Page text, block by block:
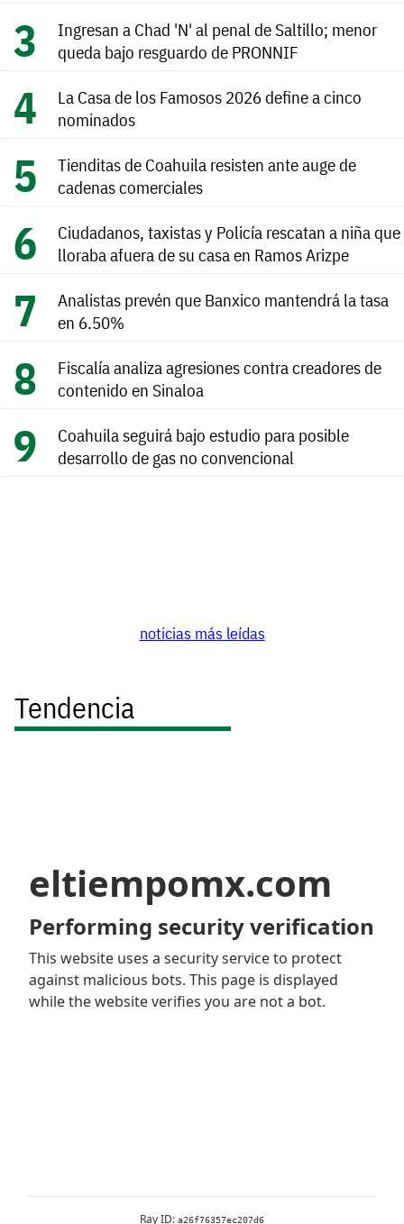
Ingresan a Chad 'N' al penal de Saltillo; menor
queda bajo resguardo de PRONNIF
La Casa de los Famosos 2026 define a cinco
nominados
Tienditas de Coahuila resisten ante auge de
cadenas comerciales
Ciudadanos, taxistas y Policía rescatan a niña que
lloraba afuera de su casa en Ramos Arizpe
Analistas prevén que Banxico mantendrá la tasa
en 6.50%
Fiscalía analiza agresiones contra creadores de
contenido en Sinaloa
Coahuila seguirá bajo estudio para posible
desarrollo de gas no convencional
noticias más leídas
Tendencia